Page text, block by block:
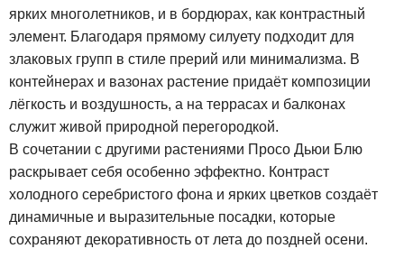
ярких многолетников, и в бордюрах, как контрастный
элемент. Благодаря прямому силуету подходит для
злаковых групп в стиле прерий или минимализма. В
контейнерах и вазонах растение придаёт композиции
лёгкость и воздушность, а на террасах и балконах
служит живой природной перегородкой.
В сочетании с другими растениями Просо Дьюи Блю
раскрывает себя особенно эффектно. Контраст
холодного серебристого фона и ярких цветков создаёт
динамичные и выразительные посадки, которые
сохраняют декоративность от лета до поздней осени.